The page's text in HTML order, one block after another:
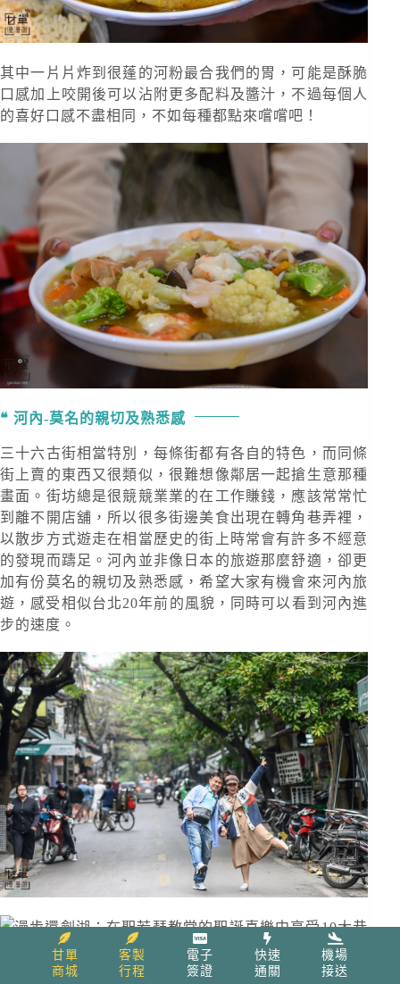
甘單
商城
客製
行程
電子
簽證
快速
通關
機場
接送
其中一片片炸到很蓬的河粉最合我們的胃，可能是酥脆
口感加上咬開後可以沾附更多配料及醬汁，不過每個人
的喜好口感不盡相同，不如每種都點來嚐嚐吧！
河內-莫名的親切及熟悉感
三十六古街相當特別，每條街都有各自的特色，而同條
街上賣的東西又很類似，很難想像鄰居一起搶生意那種
畫面。街坊總是很競競業業的在工作賺錢，應該常常忙
到離不開店舖，所以很多街邊美食出現在轉角巷弄裡，
以散步方式遊走在相當歷史的街上時常會有許多不經意
的發現而躊足。河內並非像日本的旅遊那麼舒適，卻更
加有份莫名的親切及熟悉感，希望大家有機會來河內旅
遊，感受相似台北20年前的風貌，同時可以看到河內進
步的速度。